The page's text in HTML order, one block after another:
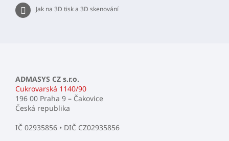
u
Jak na 3D tisk a 3D skenování
ADMASYS CZ s.r.o.
Cukrovarská 1140/90
196 00 Praha 9 – Čakovice
Česká republika
IČ 02935856 • DIČ CZ02935856